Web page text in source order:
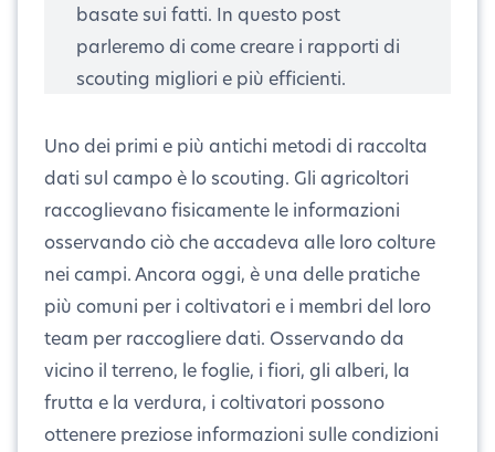
basate sui fatti. In questo post
parleremo di come creare i rapporti di
scouting migliori e più efficienti.
Uno dei primi e più antichi metodi di raccolta
dati sul campo è lo scouting. Gli agricoltori
raccoglievano fisicamente le informazioni
osservando ciò che accadeva alle loro colture
nei campi. Ancora oggi, è una delle pratiche
più comuni per i coltivatori e i membri del loro
team per raccogliere dati. Osservando da
vicino il terreno, le foglie, i fiori, gli alberi, la
frutta e la verdura, i coltivatori possono
ottenere preziose informazioni sulle condizioni